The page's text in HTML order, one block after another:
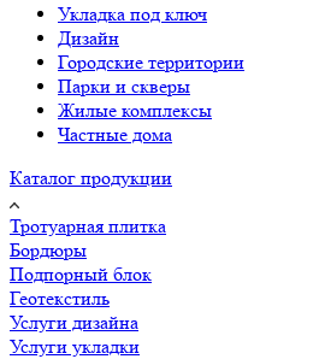
Укладка под ключ
Дизайн
Городские территории
Парки и скверы
Жилые комплексы
Частные дома
Каталог продукции
Тротуарная плитка
Бордюры
Подпорный блок
Геотекстиль
Услуги дизайна
Услуги укладки